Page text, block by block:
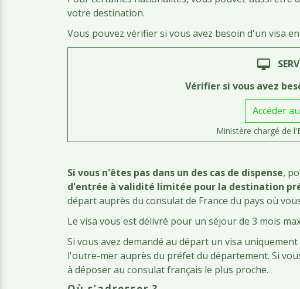
votre destination.
Vous pouvez vérifier si vous avez besoin d'un visa
desktop_mac
Vérifier si vous avez
Accéder
Ministère chargé de
Si vous n'êtes pas dans un des cas de dispense,
d'entrée à validité limitée pour la destination
départ auprès du consulat de France du pays où
Le visa vous est délivré pour un séjour de 3 mois
Si vous avez demandé au départ un visa
l'outre-mer auprès du préfet du département. Si
à déposer au consulat français le plus proche.